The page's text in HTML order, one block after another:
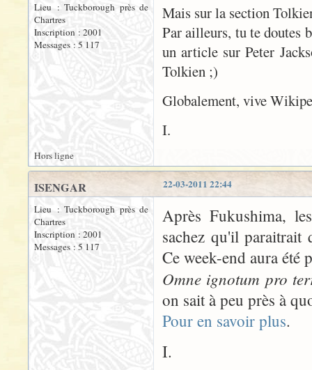
Lieu : Tuckborough près de
Chartres
Inscription : 2001
Messages : 5 117
Mais sur la section
Par ailleurs, tu te doutes
un article sur Peter
Tolkien ;)
Globalement, vive
I.
Hors ligne
22-03-2011 22:44
ISENGAR
Lieu : Tuckborough près de
Chartres
Inscription : 2001
Messages : 5 117
Après Fukushima,
sachez qu'il
Ce week-end aura été
Omne ignotum pro
on sait à peu près à
Pour en savoir plus.
I.